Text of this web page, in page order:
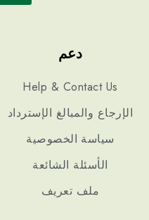
دعم
Help & Contact Us
الإرجاع والمبالغ الإسترداد
سياسة الخصوصية
الأسئلة الشائعة
ملف تعريف